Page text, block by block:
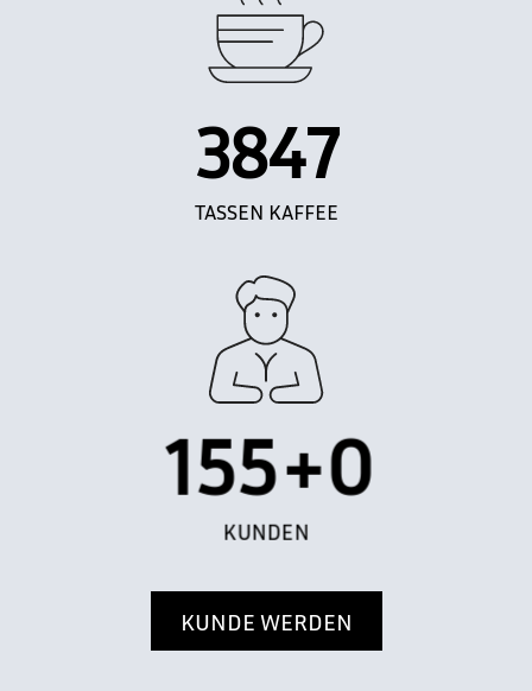
3848
TASSEN KAFFEE
155+1
KUNDEN
KUNDE WERDEN